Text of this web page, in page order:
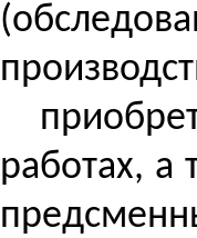
работах, а